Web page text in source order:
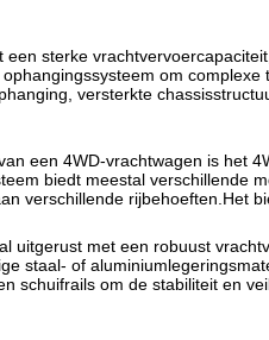
sterke
om
versterkte
een 4WD-vrachtwagen is het
biedt meestal verschillende
verschillende rijbehoeften.Het
uitgerust met een robuust
staal- of
schuifrails om de stabiliteit en